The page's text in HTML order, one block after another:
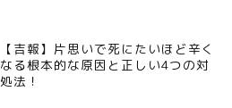
【吉報】片思いで死にたいほど辛く
なる根本的な原因と正しい4つの対
処法！